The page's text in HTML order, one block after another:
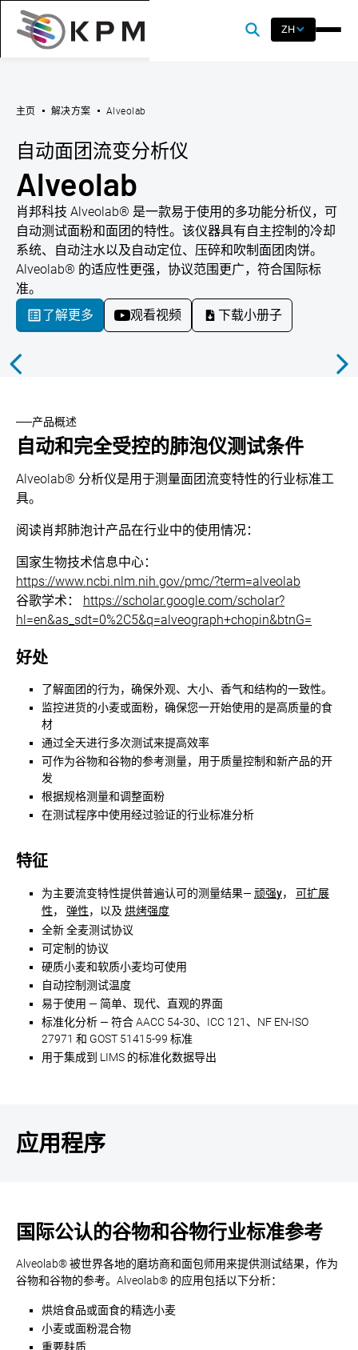
ZH
主页 解决方案 Alveolab
自动面团流变分析仪
Alveolab
肖邦科技 Alveolab® 是一款易于使用的多功能分析仪，可
自动测试面粉和面团的特性。该仪器具有自主控制的冷却
系统、自动注水以及自动定位、压碎和吹制面团肉饼。
Alveolab® 的适应性更强，协议范围更广，符合国际标
准。
了解更多
观看视频 下载小册子
产品概述
自动和完全受控的肺泡仪测试条件
Alveolab® 分析仪是用于测量面团流变特性的行业标准工
具。
阅读肖邦肺泡计产品在行业中的使用情况：
国家生物技术信息中心：
https://www.ncbi.nlm.nih.gov/pmc/?term=alveolab
谷歌学术：
https://scholar.google.com/scholar?
hl=en&as_sdt=0%2C5&q=alveograph+chopin&btnG=
好处
了解面团的行为，确保外观、大小、香气和结构的一致性。
监控进货的小麦或面粉，确保您一开始使用的是高质量的食
材
通过全天进行多次测试来提高效率
可作为谷物和谷物的参考测量，用于质量控制和新产品的开
发
根据规格测量和调整面粉
在测试程序中使用经过验证的行业标准分析
特征
为主要流变特性提供普遍认可的测量结果— 顽强y， 可扩展
性， 弹性，以及 烘烤强度
全新全麦测试协议
可定制的协议
硬质小麦和软质小麦均可使用
自动控制测试温度
易于使用 — 简单、现代、直观的界面
标准化分析 — 符合 AACC 54-30、ICC 121、NF EN-ISO
27971 和 GOST 51415-99 标准
用于集成到 LIMS 的标准化数据导出
应用程序
国际公认的谷物和谷物行业标准参考
Alveolab® 被世界各地的磨坊商和面包师用来提供测试结果，作为
谷物和谷物的参考。Alveolab® 的应用包括以下分析：
烘焙食品或面食的精选小麦
小麦或面粉混合物
重要麸质